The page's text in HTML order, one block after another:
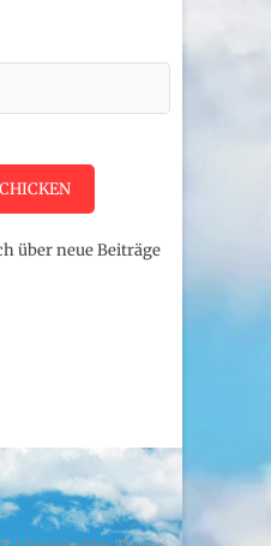
über neue Beiträge